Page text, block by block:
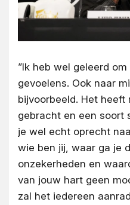
”Ik heb wel geleerd
gevoelens. Ook naar
bijvoorbeeld. Het heeft
gebracht en een soort
je wel echt oprecht
wie ben jij, waar ga je
onzekerheden en
van jouw hart geen
zal het iedereen